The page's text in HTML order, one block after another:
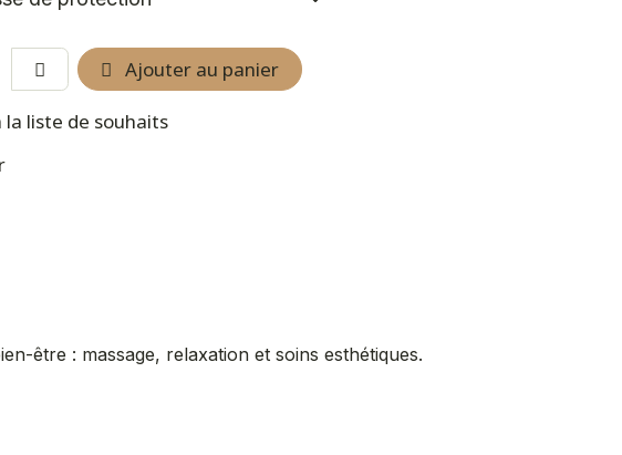
Ajouter au panier
liste de souhaits
être : massage, relaxation et soins esthétiques.